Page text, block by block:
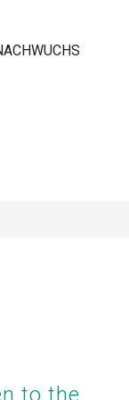
to the